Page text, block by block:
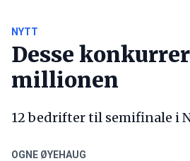
NYTT
Desse
millionen
12 bedrifter til semifinale i
OGNE ØYEHAUG